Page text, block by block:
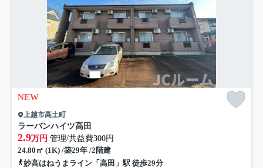
NEW
上越市高土町
ラーバンハイツ高田
2.9万円 管理/共益費300円
24.80㎡ (1K) /築29年 /2階建
妙高はねうまライン「高田」駅 徒歩29分